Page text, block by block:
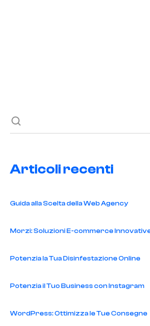
Articoli recenti
Guida alla Scelta della Web Agency
Morzi: Soluzioni E-commerce
Potenzia la Tua Disinfestazione Online
Potenzia il Tuo Business con Instagram
WordPress: Ottimizza le Tue Consegne